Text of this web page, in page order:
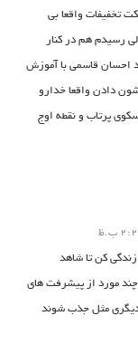
تخفیفات واقعا بی
رسیدم هم در کنار
احسان قاسمی با آموزش
دادن واقعا خدارو
پرتاب و نقطه اوج
کن تا شاهد
مورد از پیشرفت های
دیگری مثل جذب شوند